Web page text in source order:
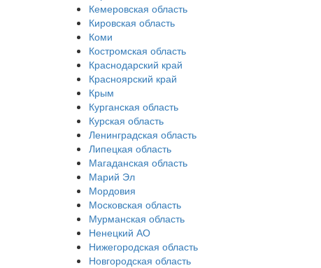
Кемеровская область
Кировская область
Коми
Костромская область
Краснодарский край
Красноярский край
Крым
Курганская область
Курская область
Ленинградская область
Липецкая область
Магаданская область
Марий Эл
Мордовия
Московская область
Мурманская область
Ненецкий АО
Нижегородская область
Новгородская область